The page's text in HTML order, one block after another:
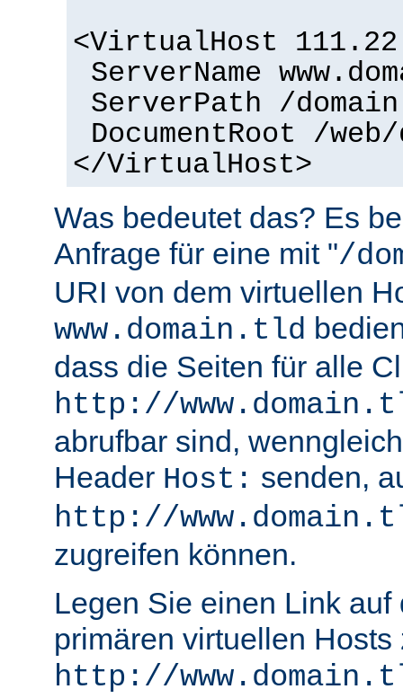
<VirtualHost
ServerName
ServerPath /domain
DocumentRoot /web/
</VirtualHost>
Was bedeutet das? Es
Anfrage für eine mit "/
URI von dem virtuellen
www.domain.tld
dass die Seiten für alle
http://
abrufbar sind,
Header Host: senden,
http://
zugreifen können.
Legen Sie einen Link auf
primären virtuellen Hosts
http://